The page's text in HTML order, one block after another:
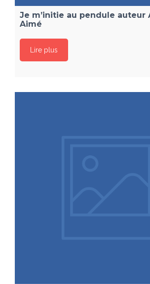
Je m’initie au pendule auteur
Aimé
Lire plus